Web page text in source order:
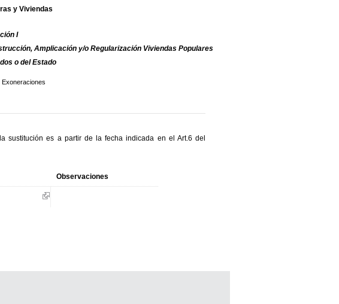
y Viviendas
I
Amplicación y/o Regularización Viviendas Populares
o del Estado
Exoneraciones
sustitución es a partir de la fecha indicada en el Art.6 del
Observaciones